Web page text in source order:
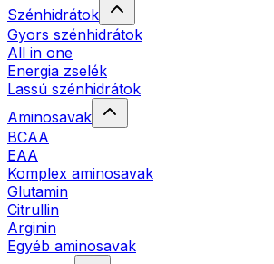
Szénhidrátok
Gyors szénhidrátok
All in one
Energia zselék
Lassú szénhidrátok
Aminosavak
BCAA
EAA
Komplex aminosavak
Glutamin
Citrullin
Arginin
Egyéb aminosavak